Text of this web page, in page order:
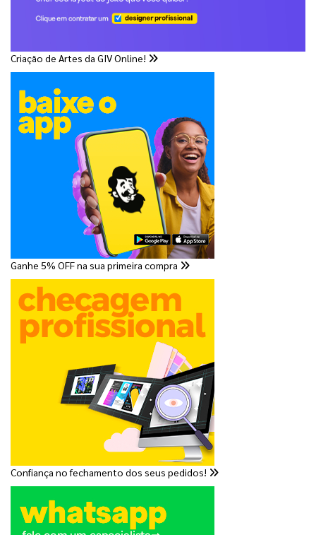
Criação de Artes da GIV Online!
Ganhe 5% OFF na sua primeira compra
Confiança no fechamento dos seus pedidos!